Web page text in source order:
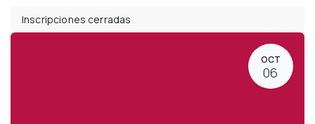
Inscripciones cerradas
OCT
06